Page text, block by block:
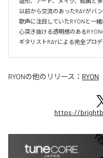
以前から交流のあったRAYがバ
歌声に注目していたRYONと一緒
心突き抜ける透明感のあるRYON
ギタリストRAYによる完全プロ
RYONの他のリリース： RYON
https://